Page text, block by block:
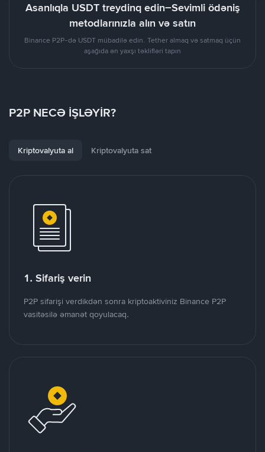
Asanlıqla USDT treydinq edin–Sevimli ödəniş
metodlarınızla alın və satın
Binance P2P-də USDT mübadilə edin. Tether almaq və satmaq üçün
aşağıda ən yaxşı təklifləri tapın
P2P NECƏ İŞLƏYİR?
Kriptovalyuta al Kriptovalyuta sat
1. Sifariş verin
P2P sifarişi verdikdən sonra kriptoaktiviniz Binance P2P
vasitəsilə əmanət qoyulacaq.